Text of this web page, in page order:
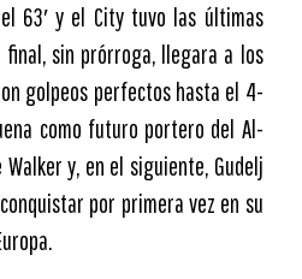
63′ y el City tuvo las últimas
sin prórroga, llegara a los
golpeos perfectos hasta el 4-
como futuro portero del Al-
y, en el siguiente, Gudelj
por primera vez en su